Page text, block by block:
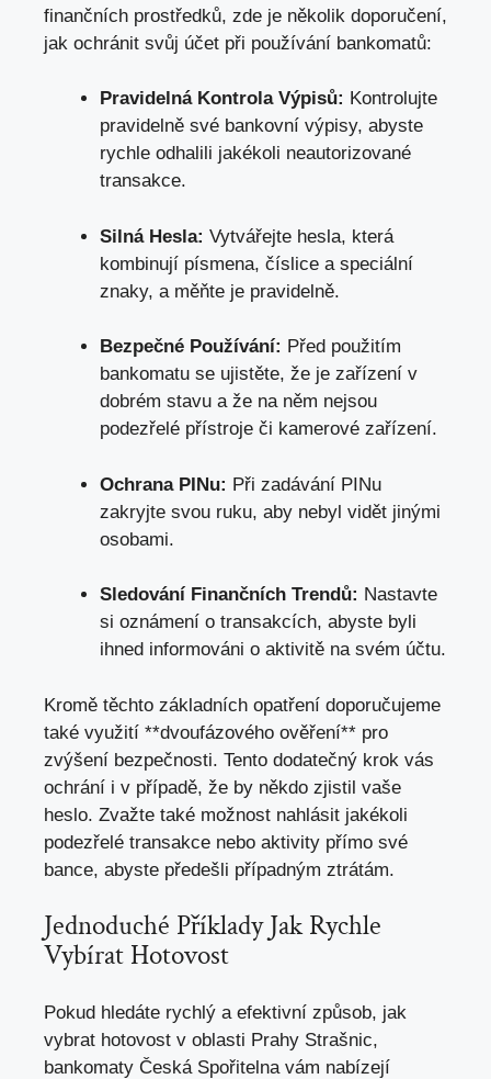
finančních prostředků, zde je ‌několik doporučení,
jak ochránit svůj účet při používání bankomatů:
Pravidelná Kontrola Výpisů: Kontrolujte
pravidelně‍ své bankovní výpisy, abyste
rychle⁤ odhalili jakékoli neautorizované
transakce.
Silná Hesla: Vytvářejte⁢ hesla, která
kombinují písmena, číslice a​ speciální
znaky,​ a měňte ​je pravidelně.
Bezpečné Používání: Před⁣ použitím
bankomatu se ujistěte, že je zařízení v
dobrém⁣ stavu a že na ⁣něm nejsou
podezřelé přístroje ​či kamerové zařízení.
Ochrana PINu: Při zadávání PINu
zakryjte svou ⁢ruku, aby nebyl vidět jinými
osobami.
Sledování Finančních Trendů: Nastavte⁢
si oznámení o transakcích, ‍abyste byli
ihned informováni o aktivitě na ⁣svém účtu.
Kromě těchto základních⁣ opatření doporučujeme
také využití **dvoufázového ověření** pro
zvýšení bezpečnosti. Tento ⁣dodatečný krok vás
ochrání i v případě,‌ že by⁤ někdo zjistil vaše
heslo. Zvažte také ​možnost⁢ nahlásit jakékoli
podezřelé transakce nebo aktivity přímo své
⁢bance,‌ abyste předešli případným ztrátám.
Jednoduché Příklady Jak Rychle
Vybírat Hotovost
Pokud hledáte rychlý a efektivní způsob, jak
⁣vybrat hotovost v oblasti Prahy Strašnic,
bankomaty Česká ⁣Spořitelna vám nabízejí